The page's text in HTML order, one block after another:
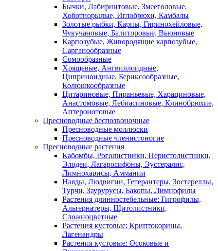
Бычки, Лабиринтовые, Змееголовые,
Хоботнорылые, Иглобрюхи, Камбалы
Золотые рыбки, Карпы, Гиринохейловые,
Чукучановые, Балиторовые, Вьюновые
Карпозубые, Живородящие карпозубые,
Сарганообразные
Сомообразные
Хрящевые, Ангвиллоидные,
Циприноидные, Бериксообразные,
Колюшкообразные
Цитариновые, Пираньевые, Харациновые,
Анастомовые, Лебиасиновые, Клинобрюхие,
Аптеронотовые
Пресноводные беспозвоночные
Пресноводные моллюски
Пресноводные членистоногие
Пресноводные растения
Кабомбы, Роголистники, Перистолистники,
Элодеи, Лагаросифоны, Эустералис,
Лимнохарисы, Аммании
Наяды, Людвигии, Гетерантеры, Зостереллы,
Турчи, Заурурусы, Бакопы, Лимнофилы
Растения длинностебельные: Гигрофилы,
Альтернатеры, Щитолистники,
Сложноцветные
Растения кустовые: Криптокорины,
Лагенандры
Растения кустовые: Осоковые и